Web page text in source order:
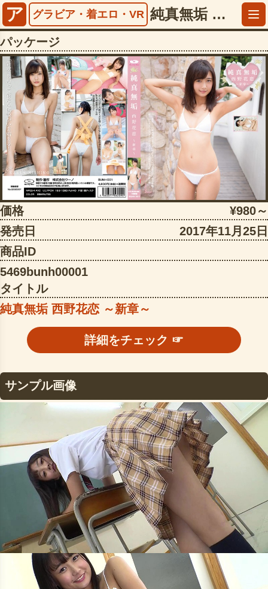
ア グラビア・着エロ・VR 純真無垢 西野花恋 ～新章～【5469bunh00001】
パッケージ
価格
¥980～
発売日
2017年11月25日
商品ID
5469bunh00001
タイトル
純真無垢 西野花恋 ～新章～
詳細をチェック ☞
サンプル画像